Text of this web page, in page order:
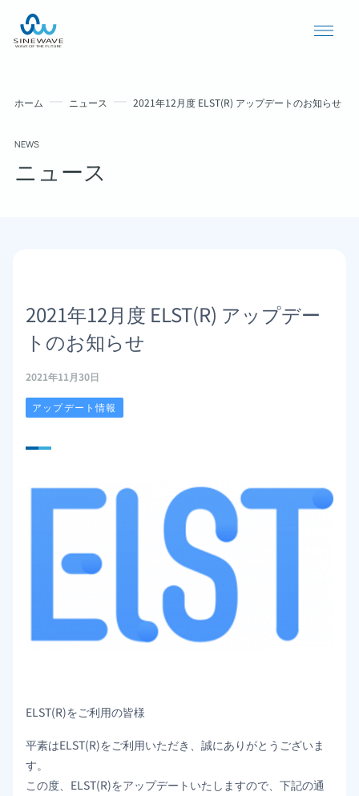
個人情報保護方針
ホーム ニュース 2021年12月度 ELST(R) アップデートのお知らせ
NEWS
ニュース
2021年12月度 ELST(R) アップデー
トのお知らせ
2021年11月30日
アップデート情報
ELST(R)をご利用の皆様
平素はELST(R)をご利用いただき、誠にありがとうございま
す。
この度、ELST(R)をアップデートいたしますので、下記の通